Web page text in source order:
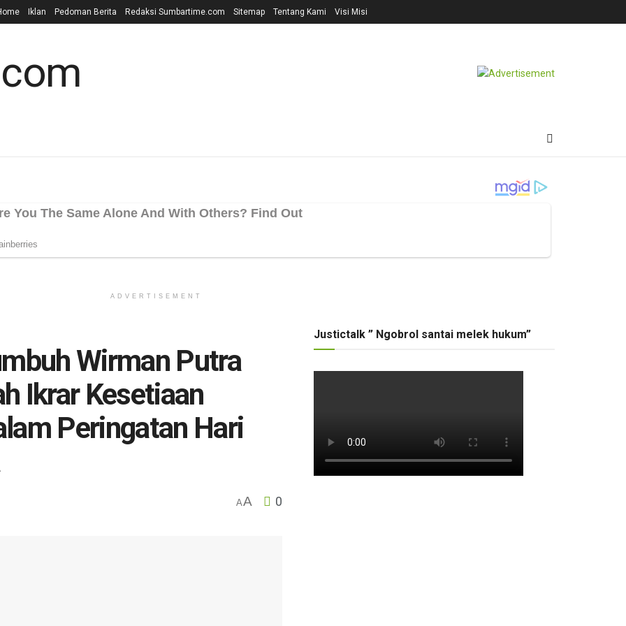
Iklan Pedoman Berita Redaksi Sumbartime.com Sitemap Tentang Kami Visi Misi
ADVERTISEMENT
Wirman Putra
Ikrar Kesetiaan
Peringatan Hari
AA 0
Justictalk ” Ngobrol santai melek hukum”